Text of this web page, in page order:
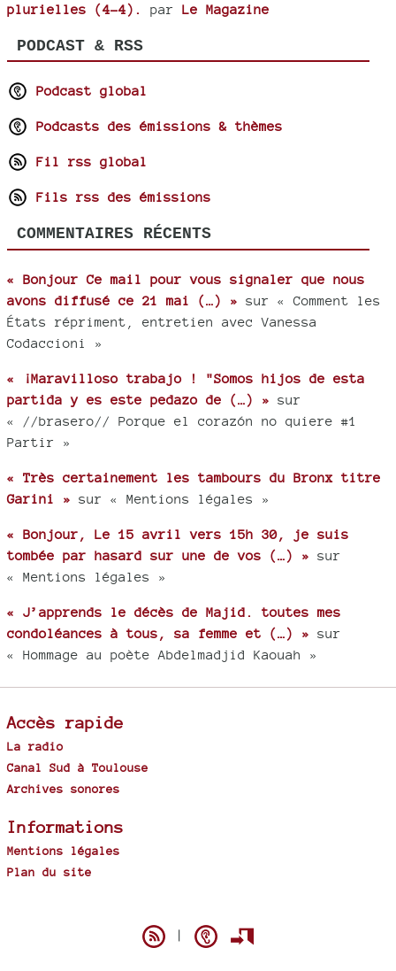
plurielles (4-4).
par Le Magazine
PODCAST & RSS
Podcast global
Podcasts des émissions & thèmes
Fil rss global
Fils rss des émissions
COMMENTAIRES RÉCENTS
« Bonjour Ce mail pour vous signaler que nous
avons diffusé ce 21 mai (…) » sur « Comment les
États répriment, entretien avec Vanessa
Codaccioni »
« ¡Maravilloso trabajo ! "Somos hijos de esta
partida y es este pedazo de (…) » sur
« //brasero// Porque el corazón no quiere #1
Partir »
« Très certainement les tambours du Bronx titre
Garini » sur « Mentions légales »
« Bonjour, Le 15 avril vers 15h 30, je suis
tombée par hasard sur une de vos (…) » sur
« Mentions légales »
« J’apprends le décès de Majid. toutes mes
condoléances à tous, sa femme et (…) » sur
« Hommage au poète Abdelmadjid Kaouah »
Accès rapide
La radio
Canal Sud à Toulouse
Archives sonores
Informations
Mentions légales
Plan du site
|